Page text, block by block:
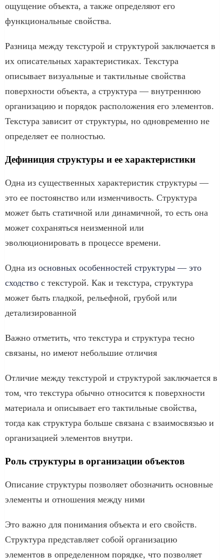
ощущение объекта, а также определяют его
функциональные свойства.
Разница между текстурой и структурой заключается в
их описательных характеристиках. Текстура
описывает визуальные и тактильные свойства
поверхности объекта, а структура — внутреннюю
организацию и порядок расположения его элементов.
Текстура зависит от структуры, но одновременно не
определяет ее полностью.
Дефиниция структуры и ее характеристики
Одна из существенных характеристик структуры —
это ее постоянство или изменчивость. Структура
может быть статичной или динамичной, то есть она
может сохраняться неизменной или
эволюционировать в процессе времени.
Одна из основных особенностей структуры — это
сходство с текстурой. Как и текстура, структура
может быть гладкой, рельефной, грубой или
детализированной
Важно отметить, что текстура и структура тесно
связаны, но имеют небольшие отличия
Отличие между текстурой и структурой заключается в
том, что текстура обычно относится к поверхности
материала и описывает его тактильные свойства,
тогда как структура больше связана с взаимосвязью и
организацией элементов внутри.
Роль структуры в организации объектов
Описание структуры позволяет обозначить основные
элементы и отношения между ними
Это важно для понимания объекта и его свойств.
Структура представляет собой организацию
элементов в определенном порядке, что позволяет